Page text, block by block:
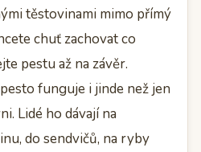
těstovinami mimo přímý
chuť zachovat co
pestu až na závěr.
funguje i jinde než jen
Lidé ho dávají na
do sendvičů, na ryby